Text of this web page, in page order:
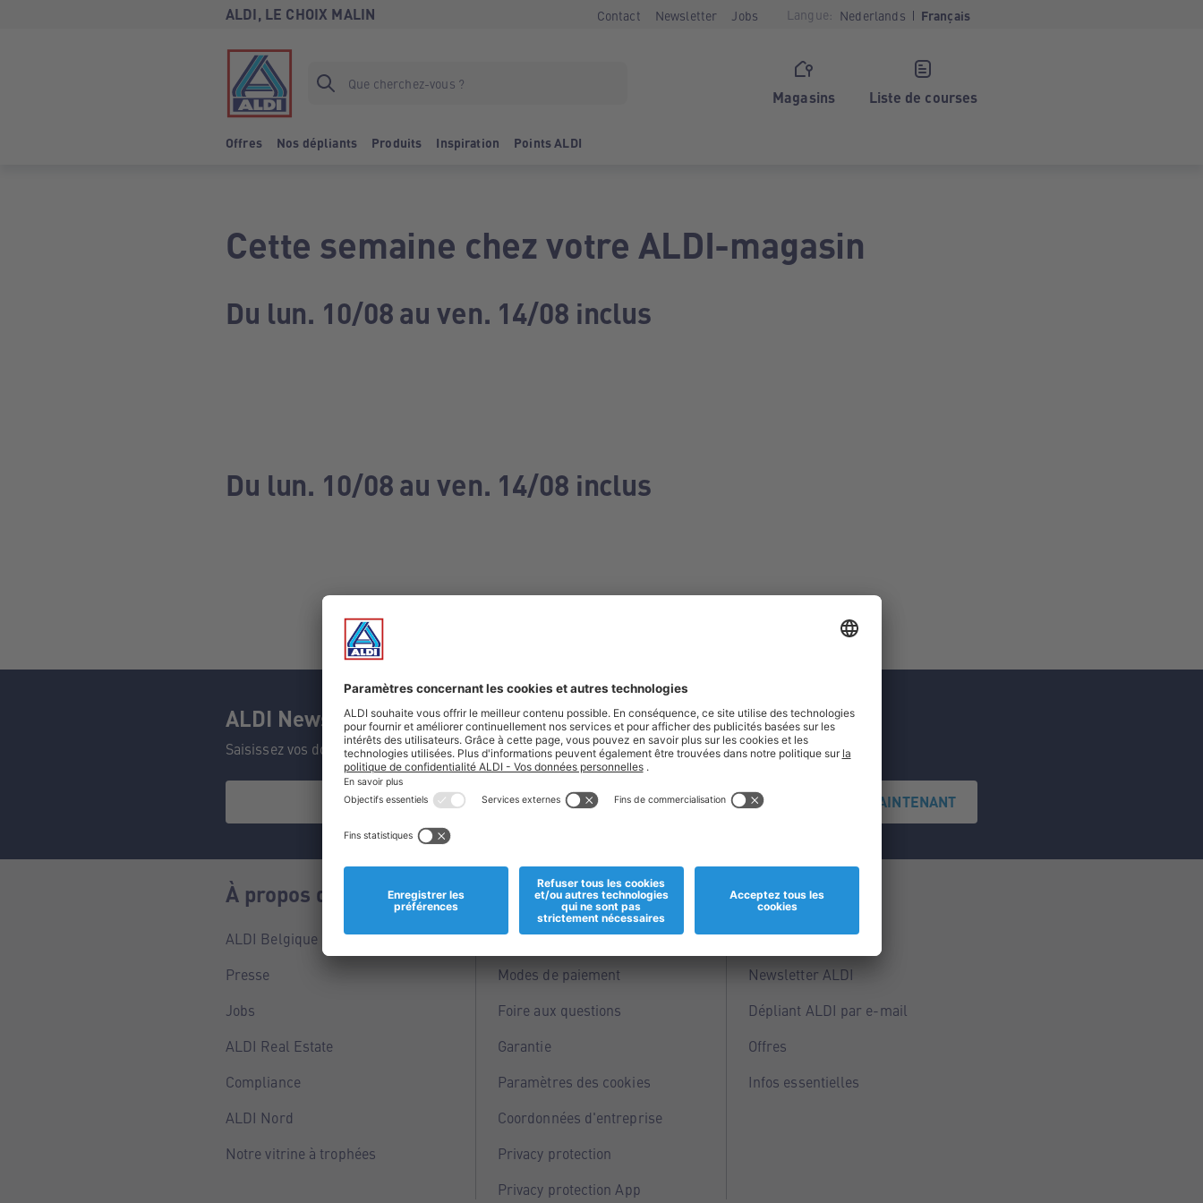
ALDI, LE CHOIX MALIN Contact Newsletter Jobs Langue: Nederlands Français
Magasins Liste de courses
Offres Nos dépliants Produits Inspiration Points ALDI
Cette semaine chez votre ALDI-magasin
Du lun. 10/08 au ven. 14/08 inclus
Du lun. 10/08 au ven. 14/08 inclus
ALDI Newsletter
Saisissez vos données et ne manquez aucune de nos offres.
S'INSCRIRE MAINTENANT
À propos de nous
ALDI Belgique
Presse
Jobs
ALDI Real Estate
Compliance
ALDI Nord
Notre vitrine à trophées
Informations
Magasins
Modes de paiement
Foire aux questions
Garantie
Paramètres des cookies
Coordonnées d'entreprise
Privacy protection
Privacy protection App
Service
Points ALDI
Newsletter ALDI
Dépliant ALDI par e-mail
Offres
Infos essentielles